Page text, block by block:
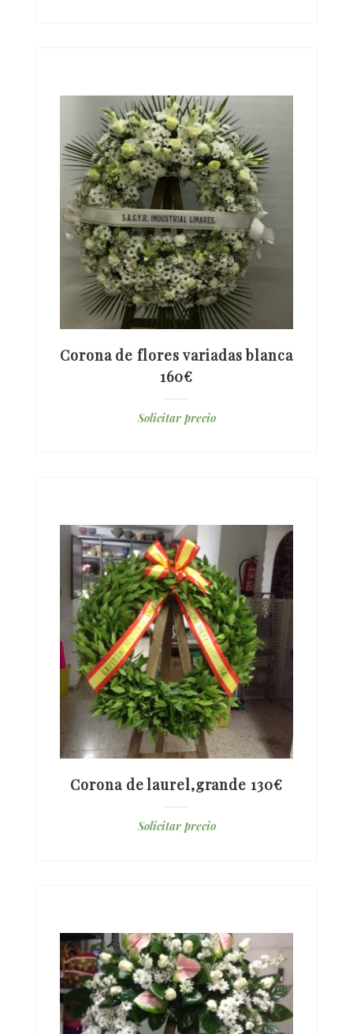
Corona de flores variadas blanca
160€
Solicitar precio
Corona de laurel,grande 130€
Solicitar precio